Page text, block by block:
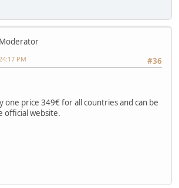
#36
PM
one price 349€ for all countries and can be
official website.